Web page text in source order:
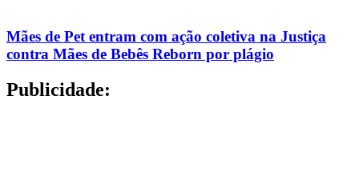
Mães de Pet entram com ação coletiva na Justiça
contra Mães de Bebês Reborn por plágio
Publicidade: